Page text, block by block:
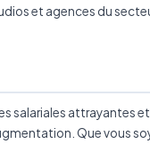
et agences du
salariales attrayantes
Que vous